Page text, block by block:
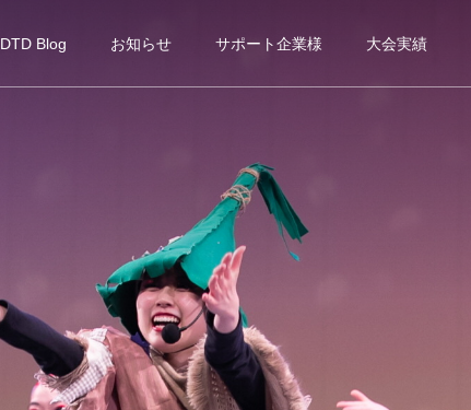
DTD Blog お知らせ サポート企業様 大会実績